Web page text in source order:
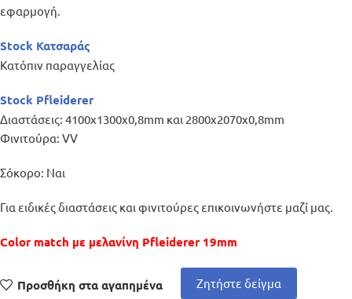
εφαρμογή.
Stock Κατσαράς
Κατόπιν παραγγελίας
Stock Pfleiderer
Διαστάσεις: 4100x1300x0,8mm και 2800x2070x0,8mm
Φινιτούρα: VV
Σόκορο: Ναι
Για ειδικές διαστάσεις και φινιτούρες επικοινωνήστε μαζί μας.
Color match με μελανίνη Pfleiderer 19mm
Προσθήκη στα αγαπημένα Ζητήστε δείγμα